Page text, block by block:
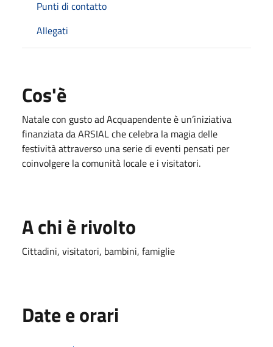
Punti di contatto
Allegati
Cos'è
Natale con gusto ad Acquapendente è un’iniziativa
finanziata da ARSIAL che celebra la magia delle
festività attraverso una serie di eventi pensati per
coinvolgere la comunità locale e i visitatori.
A chi è rivolto
Cittadini, visitatori, bambini, famiglie
Date e orari